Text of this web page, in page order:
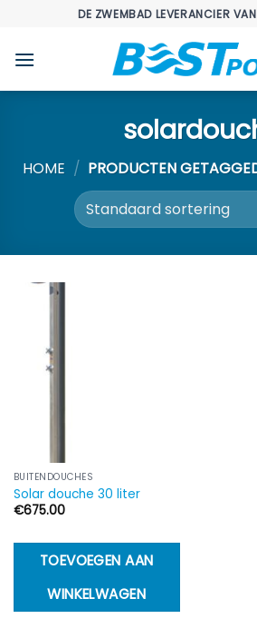
inhoud
DE ZWEMBAD LEVERANCIER
HOME / PRODUCTEN
BUITENDOUCHES
Solar douche 30 liter
€675.00
TOEVOEGEN AAN
WINKELWAGEN